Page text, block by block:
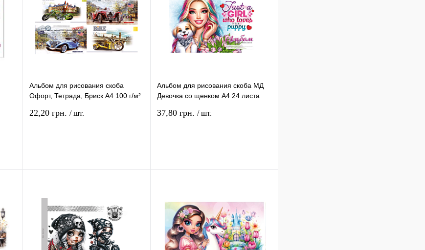
Альбом для рисования скоба
Офорт, Тетрада, Бриск А4 100 г/м²
22,20 грн. / шт.
наличии
Альбом для рисования скоба МД
Девочка со щенком А4 24 листа
37,80 грн. / шт.
наличии